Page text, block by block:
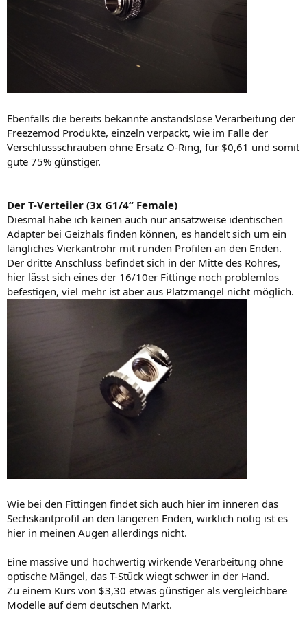
Ebenfalls die bereits bekannte anstandslose Verarbeitung der
Freezemod Produkte, einzeln verpackt, wie im Falle der
Verschlussschrauben ohne Ersatz O-Ring, für $0,61 und somit
gute 75% günstiger.
Der T-Verteiler (3x G1/4“ Female)
Diesmal habe ich keinen auch nur ansatzweise identischen
Adapter bei Geizhals finden können, es handelt sich um ein
längliches Vierkantrohr mit runden Profilen an den Enden.
Der dritte Anschluss befindet sich in der Mitte des Rohres,
hier lässt sich eines der 16/10er Fittinge noch problemlos
befestigen, viel mehr ist aber aus Platzmangel nicht möglich.
Wie bei den Fittingen findet sich auch hier im inneren das
Sechskantprofil an den längeren Enden, wirklich nötig ist es
hier in meinen Augen allerdings nicht.
Eine massive und hochwertig wirkende Verarbeitung ohne
optische Mängel, das T-Stück wiegt schwer in der Hand.
Zu einem Kurs von $3,30 etwas günstiger als vergleichbare
Modelle auf dem deutschen Markt.